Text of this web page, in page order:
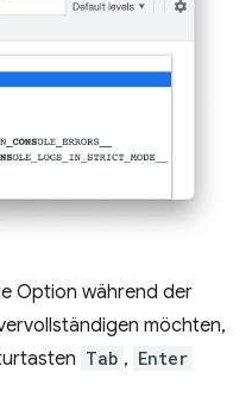
Option während der
möchten,
Tab , Enter